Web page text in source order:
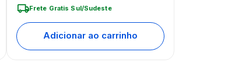
Frete Gratis Sul/Sudeste
Adicionar ao carrinho